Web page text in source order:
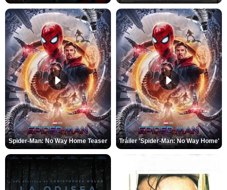
Spider-Man: No Way Home Teaser Tráiler 'Spider-Man: No Way Home'